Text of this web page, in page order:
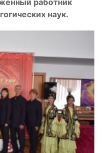
работник
наук.